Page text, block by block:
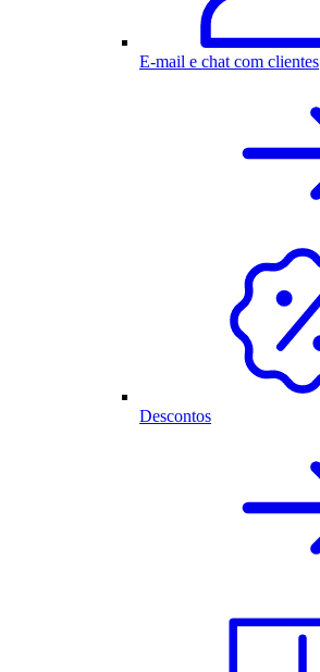
E-mail e chat com clientes
Descontos